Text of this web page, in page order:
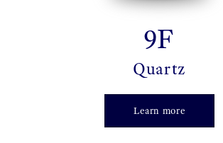
9F
Quartz
Learn more